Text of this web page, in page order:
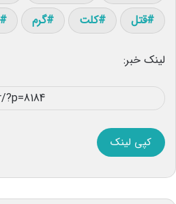
قتل
کلت گرم
لینک خبر:
کپی لینک